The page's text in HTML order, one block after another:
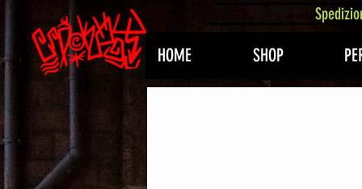
407576113488082
HOME SHOP